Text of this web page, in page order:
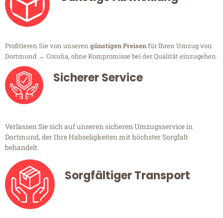
Profitieren Sie von unseren günstigen Preisenfür Ihren Umzug von
Dortmund → Coruña, ohne Kompromisse bei der Qualität einzugehen.
Sicherer Service
Verlassen Sie sich auf unseren sicheren Umzugsservice in
Dortmund, der Ihre Habseligkeiten mit höchster Sorgfalt
behandelt.
Sorgfältiger Transport